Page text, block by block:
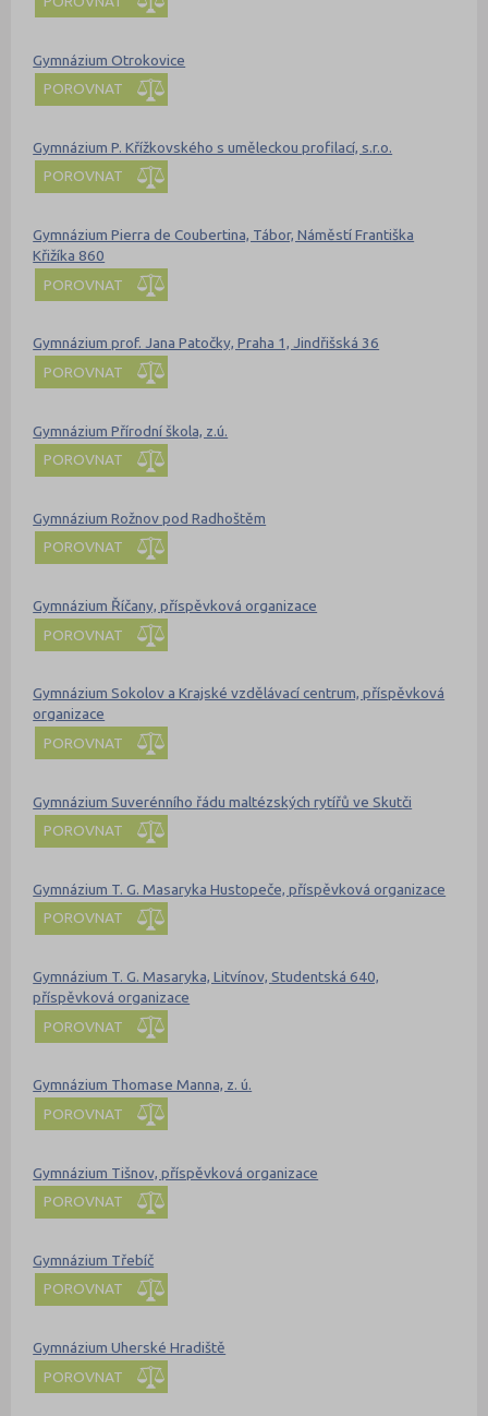
Gymnázium Otrokovice
POROVNAT
Gymnázium P. Křížkovského s uměleckou profilací, s.r.o.
POROVNAT
Gymnázium Pierra de Coubertina, Tábor, Náměstí Františka
Křižíka 860
POROVNAT
Gymnázium prof. Jana Patočky, Praha 1, Jindřišská 36
POROVNAT
Gymnázium Přírodní škola, z.ú.
POROVNAT
Gymnázium Rožnov pod Radhoštěm
POROVNAT
Gymnázium Říčany, příspěvková organizace
POROVNAT
Gymnázium Sokolov a Krajské vzdělávací centrum, příspěvková
organizace
POROVNAT
Gymnázium Suverénního řádu maltézských rytířů ve Skutči
POROVNAT
Gymnázium T. G. Masaryka Hustopeče, příspěvková organizace
POROVNAT
Gymnázium T. G. Masaryka, Litvínov, Studentská 640,
příspěvková organizace
POROVNAT
Gymnázium Thomase Manna, z. ú.
POROVNAT
Gymnázium Tišnov, příspěvková organizace
POROVNAT
Gymnázium Třebíč
POROVNAT
Gymnázium Uherské Hradiště
POROVNAT